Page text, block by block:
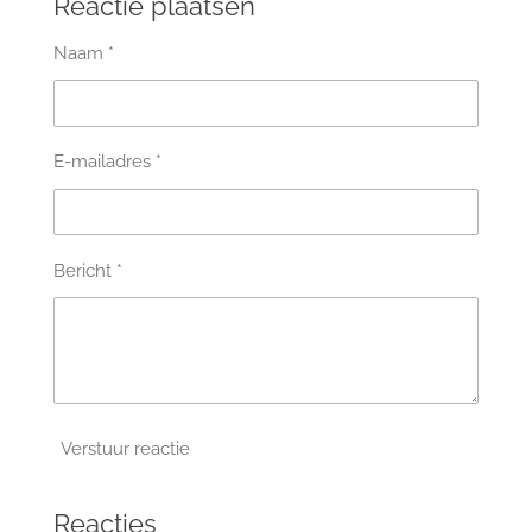
n
e
n
Reactie plaatsen
Naam *
E-mailadres *
Bericht *
Verstuur reactie
Reacties